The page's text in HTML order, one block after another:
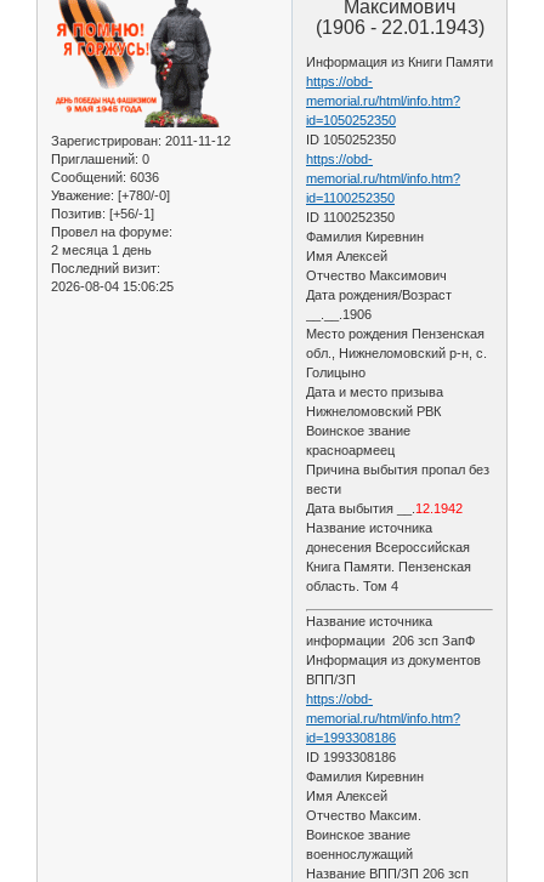
Зарегистрирован: 2011-11-12
Приглашений: 0
Сообщений: 6036
Уважение: [+780/-0]
Позитив: [+56/-1]
Провел на форуме:
2 месяца 1 день
Последний визит:
2026-08-04 15:06:25
Максимович
(1906 - 22.01.1943)
Информация из Книги Памяти
https://obd-
memorial.ru/html/info.htm?
id=1050252350
ID 1050252350
https://obd-
memorial.ru/html/info.htm?
id=1100252350
ID 1100252350
Фамилия Киревнин
Имя Алексей
Отчество Максимович
Дата рождения/Возраст
__.__.1906
Место рождения Пензенская
обл., Нижнеломовский р-н, с.
Голицыно
Дата и место призыва
Нижнеломовский РВК
Воинское звание
красноармеец
Причина выбытия пропал без
вести
Дата выбытия __. 12.1942
Название источника
донесения Всероссийская
Книга Памяти. Пензенская
область. Том 4
Название источника
информации 206 зсп ЗапФ
Информация из документов
ВПП/ЗП
https://obd-
memorial.ru/html/info.htm?
id=1993308186
ID 1993308186
Фамилия Киревнин
Имя Алексей
Отчество Максим.
Воинское звание
военнослужащий
Название ВПП/ЗП 206 зсп